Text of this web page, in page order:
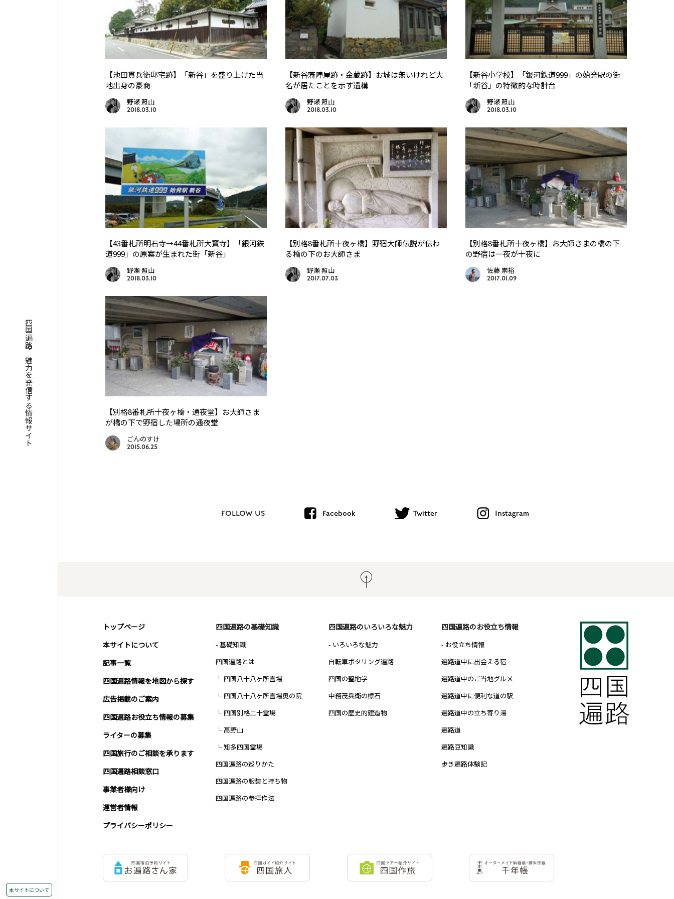
四国遍路の魅力を発信する情報サイト
本サイトについて
【池田貫兵衛邸宅跡】「新谷」を盛り上げた当
地出身の豪商
野瀬 照山
2018.03.10
【新谷藩陣屋跡・金蔵跡】お城は無いけれど大
名が居たことを示す遺構
野瀬 照山
2018.03.10
【新谷小学校】「銀河鉄道999」の始発駅の街
「新谷」の特徴的な時計台
野瀬 照山
2018.03.10
【43番札所明石寺→44番札所大寶寺】「銀河鉄
道999」の原案が生まれた街「新谷」
野瀬 照山
2018.03.10
【別格8番札所十夜ヶ橋】野宿大師伝説が伝わ
る橋の下のお大師さま
野瀬 照山
2017.07.03
【別格8番札所十夜ヶ橋】お大師さまの橋の下
の野宿は一夜が十夜に
佐藤 崇裕
2017.01.09
【別格8番札所十夜ヶ橋・通夜堂】お大師さま
が橋の下で野宿した場所の通夜堂
ごんのすけ
2015.06.25
FOLLOW US Facebook Twitter Instagram
トップページ
本サイトについて
記事一覧
四国遍路情報を地図から探す
広告掲載のご案内
四国遍路お役立ち情報の募集
ライターの募集
四国旅行のご相談を承ります
四国遍路相談窓口
事業者様向け
運営者情報
プライバシーポリシー
四国遍路の基礎知識
- 基礎知識
四国遍路とは
四国八十八ヶ所霊場
四国八十八ヶ所霊場奥の院
四国別格二十霊場
高野山
知多四国霊場
四国遍路の巡りかた
四国遍路の服装と持ち物
四国遍路の参拝作法
四国遍路のいろいろな魅力
- いろいろな魅力
自転車ポタリング遍路
四国の聖地学
中務茂兵衛の標石
四国の歴史的建造物
四国遍路のお役立ち情報
- お役立ち情報
遍路道中に出会える宿
遍路道中のご当地グルメ
遍路道中に便利な道の駅
遍路道中の立ち寄り湯
遍路道
遍路豆知識
歩き遍路体験記